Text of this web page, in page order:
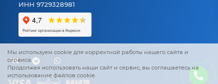
Мы используем cookie для корректной работы нашего сайта и
сервиса.
Продолжая использовать наши сайт и сервис, вы соглашаетесь на
использование файлов cookie.
ИНН 9729328981